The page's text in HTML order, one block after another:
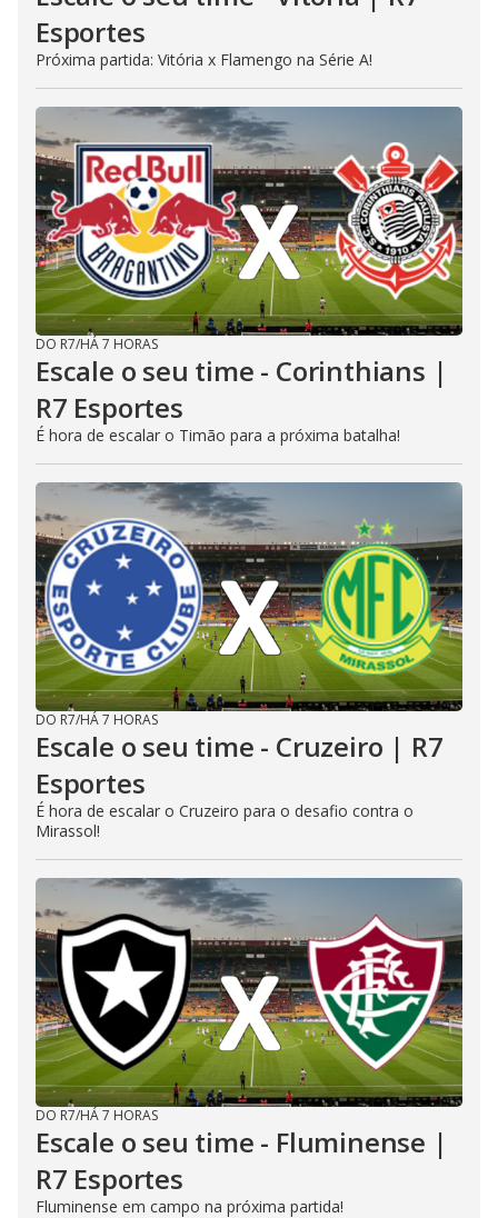
Esportes
Próxima partida: Vitória x Flamengo na Série A!
DO R7/HÁ 7 HORAS
Escale o seu time - Corinthians |
R7 Esportes
É hora de escalar o Timão para a próxima batalha!
DO R7/HÁ 7 HORAS
Escale o seu time - Cruzeiro | R7
Esportes
É hora de escalar o Cruzeiro para o desafio contra o
Mirassol!
DO R7/HÁ 7 HORAS
Escale o seu time - Fluminense |
R7 Esportes
Fluminense em campo na próxima partida!